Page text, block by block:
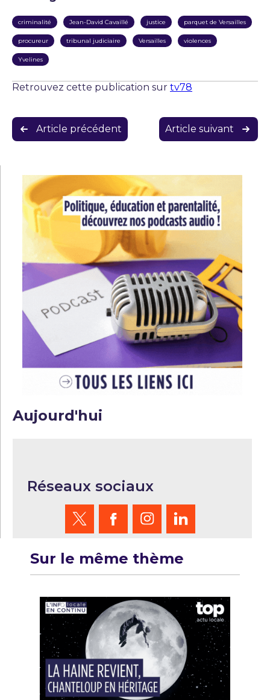
criminalité Jean-David Cavaillé justice parquet de Versailles
procureur tribunal judiciaire Versailles violences
Yvelines
Retrouvez cette publication sur tv78
Navigation
de
Article précédent Article suivant
Aujourd'hui
Réseaux sociaux
Sur le même thème